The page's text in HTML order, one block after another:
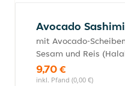
Avocado Sashimi
mit Avocado-
Sesam und Reis
9,70 €
inkl. Pfand (0,00 €)